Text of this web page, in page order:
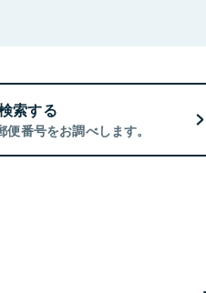
索する
番号をお調べします。